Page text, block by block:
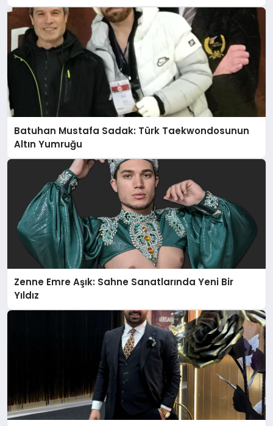
Batuhan Mustafa Sadak: Türk Taekwondosunun
Altın Yumruğu
Zenne Emre Aşık: Sahne Sanatlarında Yeni Bir
Yıldız